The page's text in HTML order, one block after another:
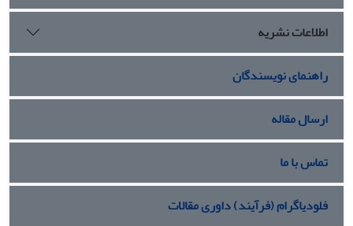
اطلاعات نشریه
راهنمای نویسندگان
ارسال مقاله
تماس با ما
فلودیاگرام (فرآیند) داوری مقالات